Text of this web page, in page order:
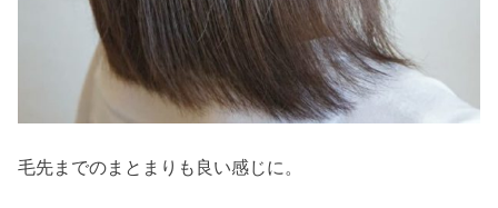
毛先までのまとまりも良い感じに。